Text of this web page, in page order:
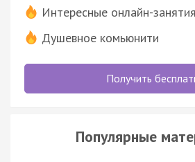
Интересные онлайн-занятия
Душевное комьюнити
Получить
Популярные